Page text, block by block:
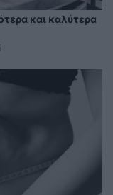
και καλύτερα